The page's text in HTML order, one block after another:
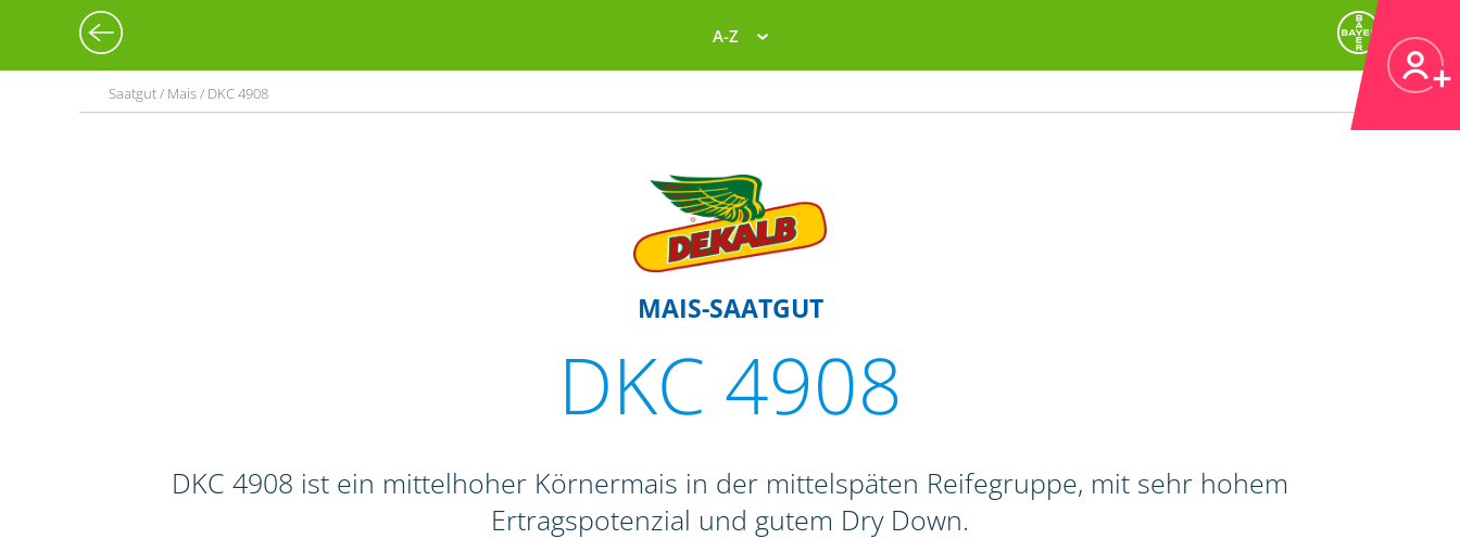
A-Z
Saatgut / Mais / DKC 4908
MAIS-SAATGUT
DKC 4908
DKC 4908 ist ein mittelhoher Körnermais in der mittelspäten Reifegruppe, mit sehr hohem
Ertragspotenzial und gutem Dry Down.